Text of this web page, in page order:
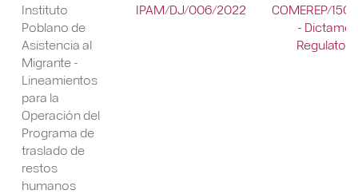
Instituto
Poblano de
Asistencia al
Migrante -
Lineamientos
para la
Operación del
Programa de
traslado de
restos
humanos
IPAM/DJ/006/2022
COMEREP/
- Dictamen